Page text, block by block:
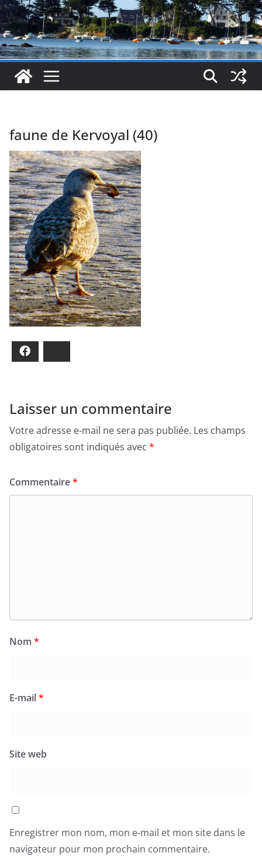
faune de Kervoyal (40)
Laisser un commentaire
Votre adresse e-mail ne sera pas publiée. Les champs
obligatoires sont indiqués avec *
Commentaire*
Nom *
E-mail*
Site web
Enregistrer mon nom, mon e-mail et mon site dans le
navigateur pour mon prochain commentaire.